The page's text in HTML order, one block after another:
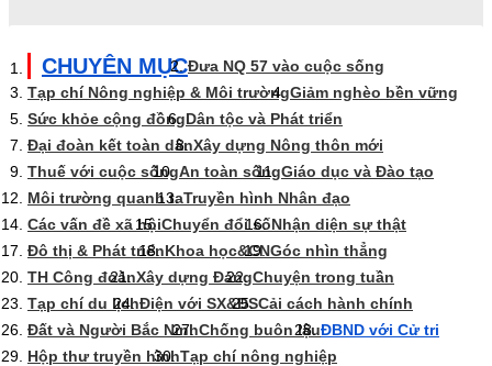
CHUYÊN MỤCĐưa NQ 57 vào cuộc sống
Tạp chí Nông nghiệp & Môi trườngGiảm nghèo bền vững
Sức khỏe cộng đồngDân tộc và Phát triển
Đại đoàn kết toàn dânXây dựng Nông thôn mới
Thuế với cuộc sốngAn toàn sốngGiáo dục và Đào tạo
Môi trường quanh taTruyền hình Nhân đạo
Các vấn đề xã hộiChuyển đổi sốNhận diện sự thật
Đô thị & Phát triểnKhoa học&CNGóc nhìn thẳng
TH Công đoànXây dựng ĐảngChuyện trong tuần
Tạp chí du lịchĐiện với SX&ĐSCải cách hành chính
Đất và Người Bắc NinhChống buôn lậuĐBND với Cử tri
Hộp thư truyền hìnhTạp chí nông nghiệp